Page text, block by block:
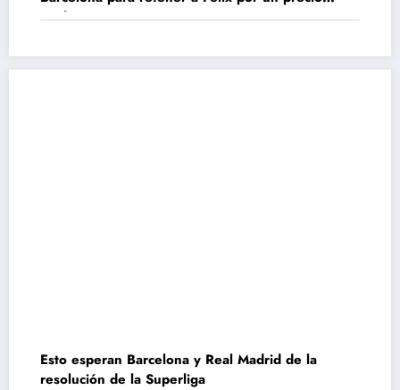
módico
Esto esperan Barcelona y Real Madrid de la
resolución de la Superliga